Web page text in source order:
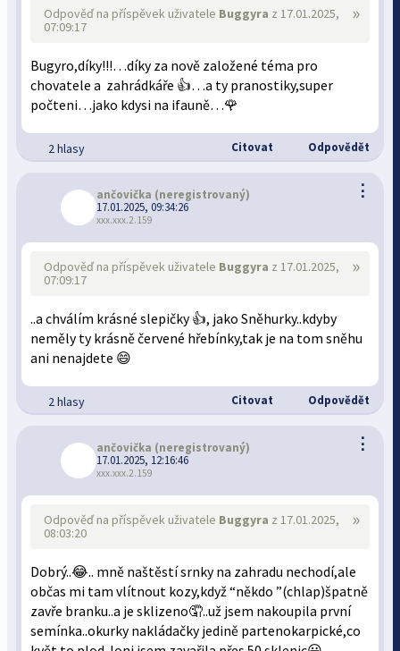
»
Odpověď na příspěvek uživatele Buggyra z 17.01.2025,
07:09:17
Bugyro,díky!!!…díky za nově založené téma pro
chovatele a zahrádkáře 👍…a ty pranostiky,super
počteni…jako kdysi na ifauně…🌹
2 hlasy Citovat Odpovědět
⋮
ančovička (neregistrovaný)
17.01.2025, 09:34:26
xxx.xxx.2.159
»
Odpověď na příspěvek uživatele Buggyra z 17.01.2025,
07:09:17
..a chválím krásné slepičky 👍, jako Sněhurky..kdyby
neměly ty krásně červené hřebínky,tak je na tom sněhu
ani nenajdete 😄
2 hlasy Citovat Odpovědět
⋮
ančovička (neregistrovaný)
17.01.2025, 12:16:46
xxx.xxx.2.159
»
Odpověď na příspěvek uživatele Buggyra z 17.01.2025,
08:03:20
Dobrý..😂.. mně naštěstí srnky na zahradu nechodí,ale
občas mi tam vlítnout kozy,když “někdo ”(chlap)špatně
zavře branku..a je sklizeno🤦..už jsem nakoupila první
semínka..okurky nakládačky jedině partenokarpické,co